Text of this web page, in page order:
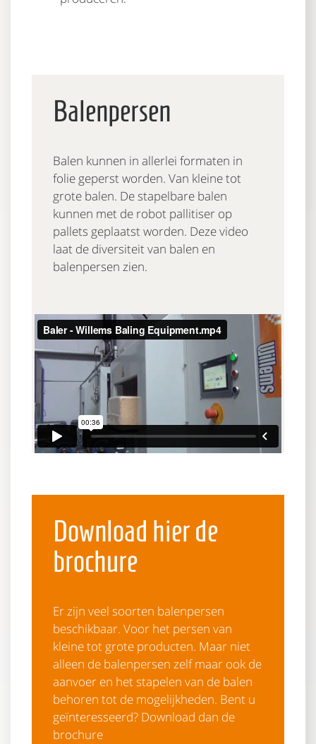
Balenpersen
Balen kunnen in allerlei formaten in
folie geperst worden. Van kleine tot
grote balen. De stapelbare balen
kunnen met de robot pallitiser op
pallets geplaatst worden. Deze video
laat de diversiteit van balen en
balenpersen zien.
Download hier de
brochure
Er zijn veel soorten balenpersen
beschikbaar. Voor het persen van
kleine tot grote producten. Maar niet
alleen de balenpersen zelf maar ook de
aanvoer en het stapelen van de balen
behoren tot de mogelijkheden. Bent u
geïnteresseerd? Download dan de
brochure